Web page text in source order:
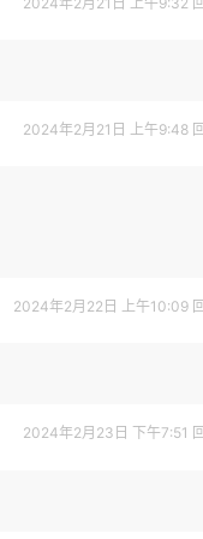
2024年2月21日 上午9:48
2024年2月22日 上午10:09
2024年2月23日 下午7:51